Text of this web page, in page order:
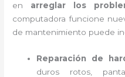
en arreglar los
computadora funcione
de mantenimiento puede
Reparación de
duros rotos,